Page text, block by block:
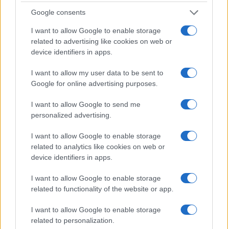
Google consents
I want to allow Google to enable storage
related to advertising like cookies on web or
device identifiers in apps.
I want to allow my user data to be sent to
Google for online advertising purposes.
I want to allow Google to send me
personalized advertising.
I want to allow Google to enable storage
related to analytics like cookies on web or
device identifiers in apps.
I want to allow Google to enable storage
related to functionality of the website or app.
I want to allow Google to enable storage
related to personalization.
Meteo Olbia 6 agosto, migliora il tempo in
Incidente Olbia, poliziotto in vacanza salva 6
alle 5